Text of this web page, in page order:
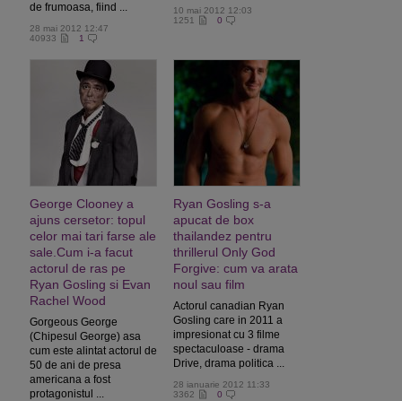
de frumoasa, fiind ...
28 mai 2012 12:47
40933
1
10 mai 2012 12:03
1251
0
George Clooney a
ajuns cersetor: topul
celor mai tari farse ale
sale.Cum i-a facut
actorul de ras pe
Ryan Gosling si Evan
Rachel Wood
Gorgeous George
(Chipesul George) asa
cum este alintat actorul de
50 de ani de presa
americana a fost
protagonistul ...
Ryan Gosling s-a
apucat de box
thailandez pentru
thrillerul Only God
Forgive: cum va arata
noul sau film
Actorul canadian Ryan
Gosling care in 2011 a
impresionat cu 3 filme
spectaculoase - drama
Drive, drama politica ...
28 ianuarie 2012 11:33
3362
0